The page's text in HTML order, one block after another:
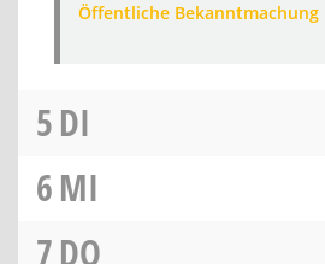
Öffentliche Bekanntmachung
5DI
6MI
7DO